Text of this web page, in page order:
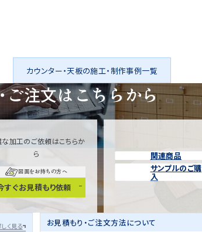
カウンター・天板の施工・制作事例一覧
ご注文はこちらから
加工のご依頼はこちらか
ら
図面をお持ちの方へ
すぐお見積もり依頼
関連商品
サンプルのご購
入
く見る お見積もり・ご注文方法について